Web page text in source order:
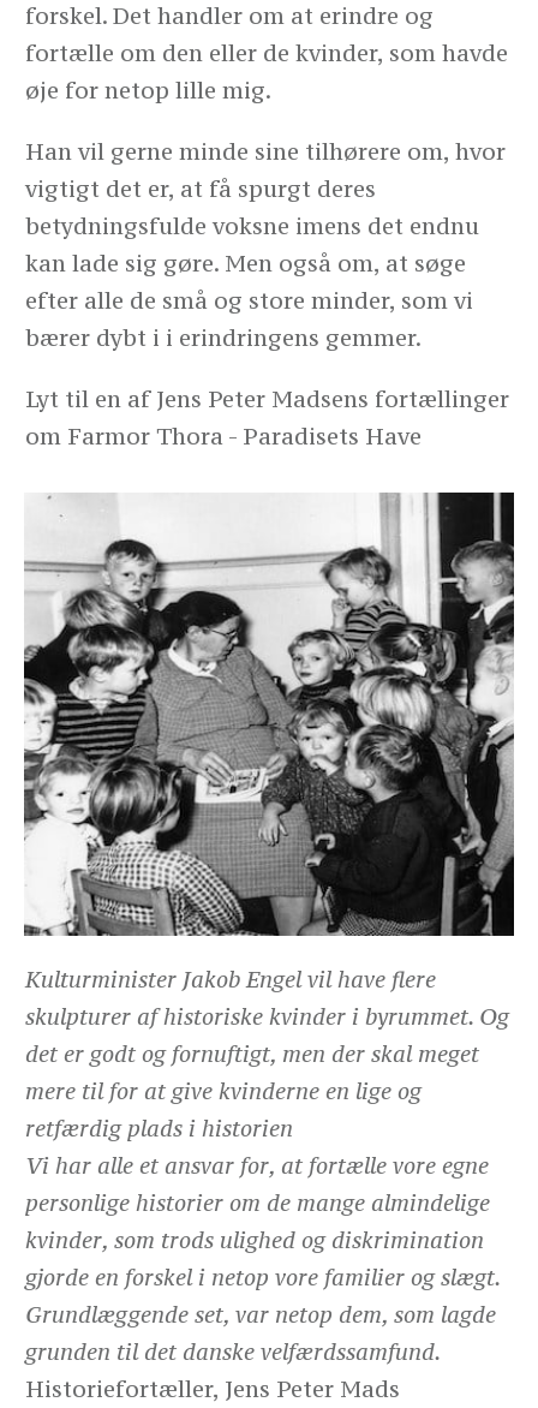
forskel. Det handler om at erindre og
fortælle om den eller de kvinder, som havde
øje for netop lille mig.
Han vil gerne minde sine tilhørere om, hvor
vigtigt det er, at få spurgt deres
betydningsfulde voksne imens det endnu
kan lade sig gøre. Men også om, at søge
efter alle de små og store minder, som vi
bærer dybt i i erindringens gemmer.
Lyt til en af Jens Peter Madsens fortællinger
om Farmor Thora - Paradisets Have
Kulturminister Jakob Engel vil have flere
skulpturer af historiske kvinder i byrummet. Og
det er godt og fornuftigt, men der skal meget
mere til for at give kvinderne en lige og
retfærdig plads i historien
Vi har alle et ansvar for, at fortælle vore egne
personlige historier om de mange almindelige
kvinder, som trods ulighed og diskrimination
gjorde en forskel i netop vore familier og slægt.
Grundlæggende set, var netop dem, som lagde
grunden til det danske velfærdssamfund.
Historiefortæller, Jens Peter Mads